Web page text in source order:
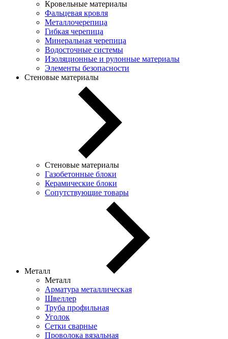
Кровельные материалы
Фальцевая кровля
Металлочерепица
Гибкая черепица
Минеральная черепица
Водосточные системы
Изоляционные и рулонные материалы
Элементы безопасности
Стеновые материалы
Стеновые материалы
Газобетонные блоки
Керамические блоки
Сопутствующие товары
Металл
Металл
Арматура металлическая
Швеллер
Труба профильная
Уголок
Сетки сварные
Проволока вязальная